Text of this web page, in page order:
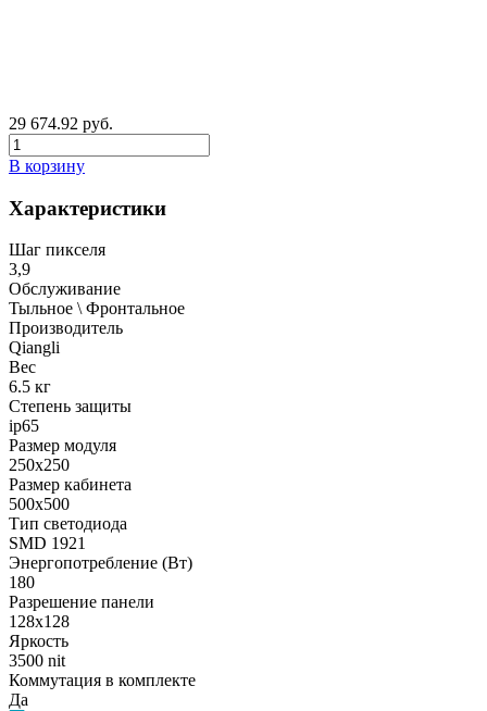
29 674.92 руб.
В корзину
Характеристики
Шаг пикселя
3,9
Обслуживание
Тыльное \ Фронтальное
Производитель
Qiangli
Вес
6.5 кг
Степень защиты
ip65
Размер модуля
250x250
Размер кабинета
500х500
Тип светодиода
SMD 1921
Энергопотребление (Вт)
180
Разрешение панели
128x128
Яркость
3500 nit
Коммутация в комплекте
Да